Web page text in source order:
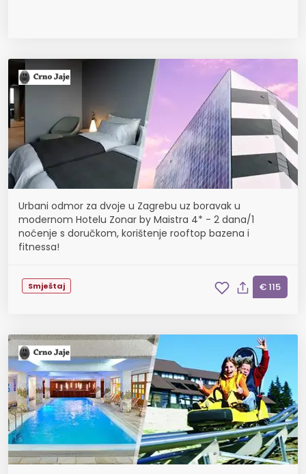
Urbani odmor za dvoje u Zagrebu uz boravak u
modernom Hotelu Zonar by Maistra 4* - 2 dana/1
noćenje s doručkom, korištenje rooftop bazena i
fitnessa!
Smještaj € 115